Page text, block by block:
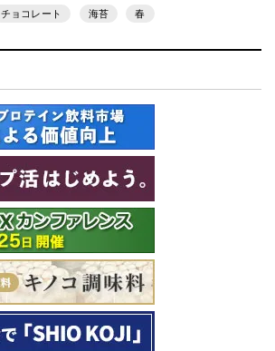
チョコレート 海苔 春